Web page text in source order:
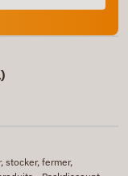
stocker, fermer,